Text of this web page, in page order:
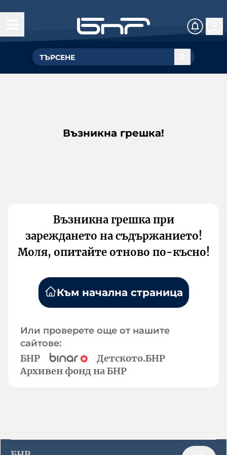
Възникна грешка!
Възникна грешка при
зареждането на съдържанието!
Моля, опитайте отново по-късно!
Към начална страница
Или проверете още от нашите
сайтове:
БНР
Детското.БНР
Архивен фонд на БНР